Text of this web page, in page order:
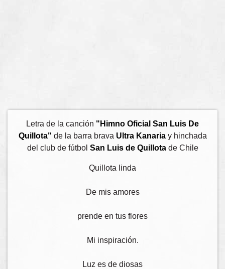
Letra de la canción "Himno Oficial San Luis De
Quillota" de la barra brava Ultra Kanariay hinchada
del club de fútbol San Luis de Quillotade Chile
Quillota linda
De mis amores
prende en tus flores
Mi inspiración.
Luz es de diosas